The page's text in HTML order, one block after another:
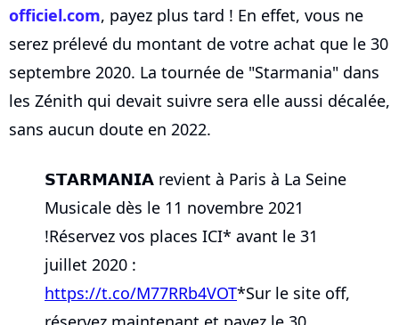
officiel.com, payez plus tard ! En effet, vous ne
serez prélevé du montant de votre achat que le 30
septembre 2020. La tournée de "Starmania" dans
les Zénith qui devait suivre sera elle aussi décalée,
sans aucun doute en 2022.
𝗦𝗧𝗔𝗥𝗠𝗔𝗡𝗜𝗔 revient à Paris à La Seine
Musicale dès le 11 novembre 2021
!Réservez vos places ICI* avant le 31
juillet 2020 :
https://t.co/M77RRb4VOT*Sur le site off,